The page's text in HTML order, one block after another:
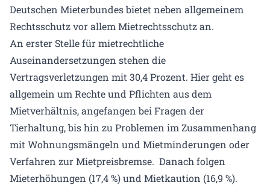
Deutschen Mieterbundes bietet neben allgemeinem
Rechtsschutz vor allem Mietrechtsschutz an.
An erster Stelle für mietrechtliche
Auseinandersetzungen stehen die
Vertragsverletzungen mit 30,4 Prozent. Hier geht es
allgemein um Rechte und Pflichten aus dem
Mietverhältnis, angefangen bei Fragen der
Tierhaltung, bis hin zu Problemen im Zusammenhang
mit Wohnungsmängeln und Mietminderungen oder
Verfahren zur Mietpreisbremse. Danach folgen
Mieterhöhungen (17,4 %) und Mietkaution (16,9 %).